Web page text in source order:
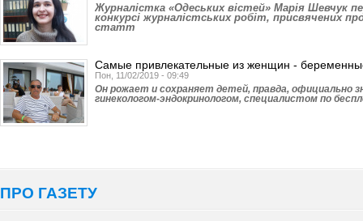
Журналістка «Одеських вістей» Марія Шевчук
конкурсі журналістських робіт, присвячених
статт
Самые привлекательные из женщин -
Пон, 11/02/2019 - 09:49
Он рожает и сохраняет детей, правда, официально
гинекологом-эндокринологом, спе­­циалистом по
ПРО ГАЗЕТУ